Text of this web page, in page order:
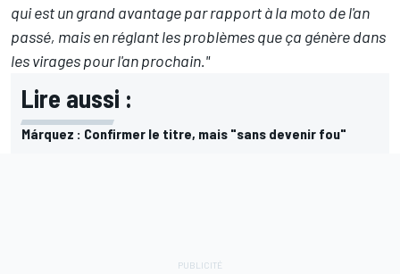
qui est un grand avantage par rapport à la moto de l'an
passé, mais en réglant les problèmes que ça génère dans
les virages pour l'an prochain."
Lire aussi :
Márquez : Confirmer le titre, mais "sans devenir fou"